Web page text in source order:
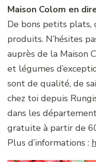
Maison Colom en
De bons petits plats,
produits. N’hésites
auprès de la Maison
et légumes
sont de qualité, de
chez toi depuis
dans les
gratuite à partir de
Plus d’informations :